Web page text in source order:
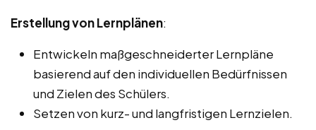
Erstellung von Lernplänen:
Entwickeln maßgeschneiderter Lernpläne
basierend auf den individuellen Bedürfnissen
und Zielen des Schülers.
Setzen von kurz- und langfristigen Lernzielen.